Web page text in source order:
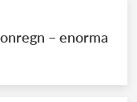
– enorma